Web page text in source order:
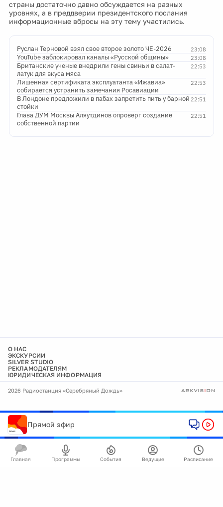
страны достаточно давно обсуждается на разных
уровнях, а в преддверии президентского послания
информационные вбросы на эту тему участились.
23:08
Руслан Терновой взял свое второе золото ЧЕ-2026
23:08
YouTube заблокировал каналы «Русской общины»
22:53
Британские ученые внедрили гены свиньи в салат-
латук для вкуса мяса
22:53
Лишенная сертификата эксплуатанта «Ижавиа»
собирается устранить замечания Росавиации
22:51
В Лондоне предложили в пабах запретить пить у барной
стойки
22:51
Глава ДУМ Москвы Аляутдинов опроверг создание
собственной партии
О НАС
ЭКСКУРСИИ
SILVER STUDIO
РЕКЛАМОДАТЕЛЯМ
ЮРИДИЧЕСКАЯ ИНФОРМАЦИЯ
2026 Радиостанция «Серебряный Дождь»
Прямой эфир
Главная Программы События Ведущие Расписание